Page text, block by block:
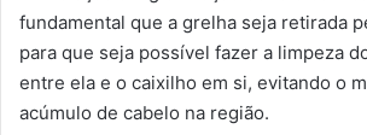
fundamental que a grelha seja retirada
para que seja possível fazer a limpeza
entre ela e o caixilho em si, evitando o
acúmulo de cabelo na região.